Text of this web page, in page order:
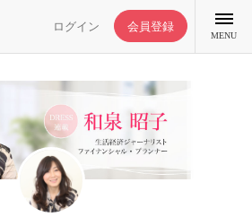
ログイン 会員登録
MENU